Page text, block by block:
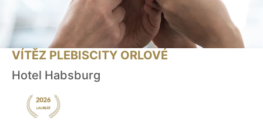
VÍTĚZ PLEBISCITY ORLOVÉ
Hotel Habsburg